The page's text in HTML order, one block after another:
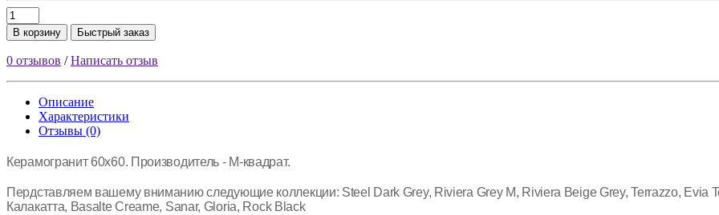
В корзину Быстрый заказ
0 отзывов /Написать отзыв
Описание
Характеристики
Отзывы (0)
Керамогранит 60х60. Производитель - М-квадрат.
Пердставляем вашему вниманию следующие коллекции: Steel Dark Grey, Riviera Grey M, Riviera Beige Grey, Terrazzo, Evia
Калакатта, Basalte Creame, Sanar, Gloria, Rock Black